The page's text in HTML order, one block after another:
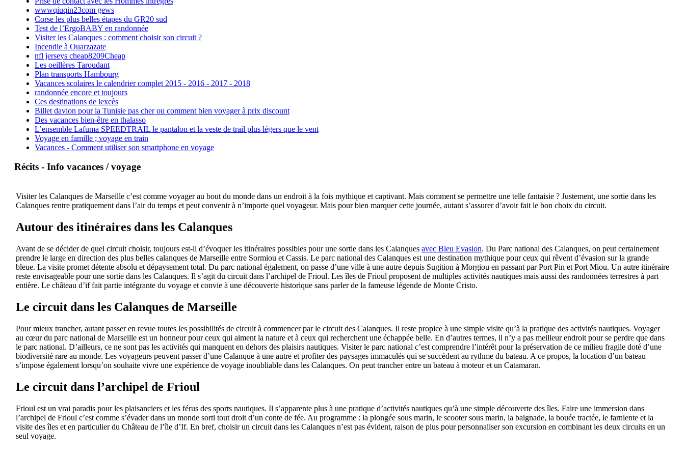
wwwqiuqin23com gews
Corse les plus belles étapes du GR20 sud
Test de l’ErgoBABY en randonnée
Visiter les Calanques : comment choisir son circuit ?
Incendie à Ouarzazate
nfl jerseys cheap8209Cheap
Les oeillères Taroudant
Plan transports Hambourg
Vacances scolaires le calendrier complet 2015 - 2016 - 2017 - 2018
randonnée encore et toujours
Ces destinations de lexcès
Billet davion pour la Tunisie pas cher ou comment bien voyager à prix discount
Des vacances bien-être en thalasso
L’ensemble Lafuma SPEEDTRAIL le pantalon et la veste de trail plus légers que le vent
Voyage en famille ; voyage en train
Vacances - Comment utiliser son smartphone en voyage
Récits - Info vacances / voyage
Visiter les Calanques de Marseille c’est comme voyager au bout du monde dans un endroit à la fois mythique et captivant. Mais comment se permettre une telle fantaisie ? Justement, une sortie dans les
Calanques rentre pratiquement dans l’air du temps et peut convenir à n’importe quel voyageur. Mais pour bien marquer cette journée, autant s’assurer d’avoir fait le bon choix du circuit.
Autour des itinéraires dans les Calanques
Avant de se décider de quel circuit choisir, toujours est-il d’évoquer les itinéraires possibles pour une sortie dans les Calanques avec Bleu Evasion. Du Parc national des Calanques, on peut certainement
prendre le large en direction des plus belles calanques de Marseille entre Sormiou et Cassis. Le parc national des Calanques est une destination mythique pour ceux qui rêvent d’évasion sur la grande
bleue. La visite promet détente absolu et dépaysement total. Du parc national également, on passe d’une ville à une autre depuis Sugition à Morgiou en passant par Port Pin et Port Miou. Un autre itinéraire
reste envisageable pour une sortie dans les Calanques. Il s’agit du circuit dans l’archipel de Frioul. Les îles de Frioul proposent de multiples activités nautiques mais aussi des randonnées terrestres à part
entière. Le château d’if fait partie intégrante du voyage et convie à une découverte historique sans parler de la fameuse légende de Monte Cristo.
Le circuit dans les Calanques de Marseille
Pour mieux trancher, autant passer en revue toutes les possibilités de circuit à commencer par le circuit des Calanques. Il reste propice à une simple visite qu’à la pratique des activités nautiques. Voyager
au cœur du parc national de Marseille est un honneur pour ceux qui aiment la nature et à ceux qui recherchent une échappée belle. En d’autres termes, il n’y a pas meilleur endroit pour se perdre que dans
le parc national. D’ailleurs, ce ne sont pas les activités qui manquent en dehors des plaisirs nautiques. Visiter le parc national c’est comprendre l’intérêt pour la préservation de ce milieu fragile doté d’une
biodiversité rare au monde. Les voyageurs peuvent passer d’une Calanque à une autre et profiter des paysages immaculés qui se succèdent au rythme du bateau. A ce propos, la location d’un bateau
s’impose également lorsqu’on souhaite vivre une expérience de voyage inoubliable dans les Calanques. On peut trancher entre un bateau à moteur et un Catamaran.
Le circuit dans l’archipel de Frioul
Frioul est un vrai paradis pour les plaisanciers et les férus des sports nautiques. Il s’apparente plus à une pratique d’activités nautiques qu’à une simple découverte des îles. Faire une immersion dans
l’archipel de Frioul c’est comme s’évader dans un monde sorti tout droit d’un conte de fée. Au programme : la plongée sous marin, le scooter sous marin, la baignade, la bouée tractée, le farniente et la
visite des îles et en particulier du Château de l’île d’If. En bref, choisir un circuit dans les Calanques n’est pas évident, raison de plus pour personnaliser son excursion en combinant les deux circuits en un
seul voyage.